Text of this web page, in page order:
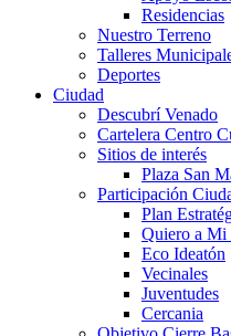
Residencias
Nuestro Terreno
Talleres
Deportes
Ciudad
Descubrí Venado
Cartelera Centro
Sitios de interés
Plaza San
Participación
Plan
Quiero a Mi
Eco Ideatón
Vecinales
Juventudes
Cercania